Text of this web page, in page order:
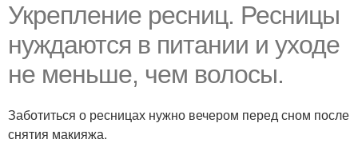
Укрепление ресниц. Ресницы
нуждаются в питании и уходе
не меньше, чем волосы.
Заботиться о ресницах нужно вечером перед сном после
снятия макияжа.